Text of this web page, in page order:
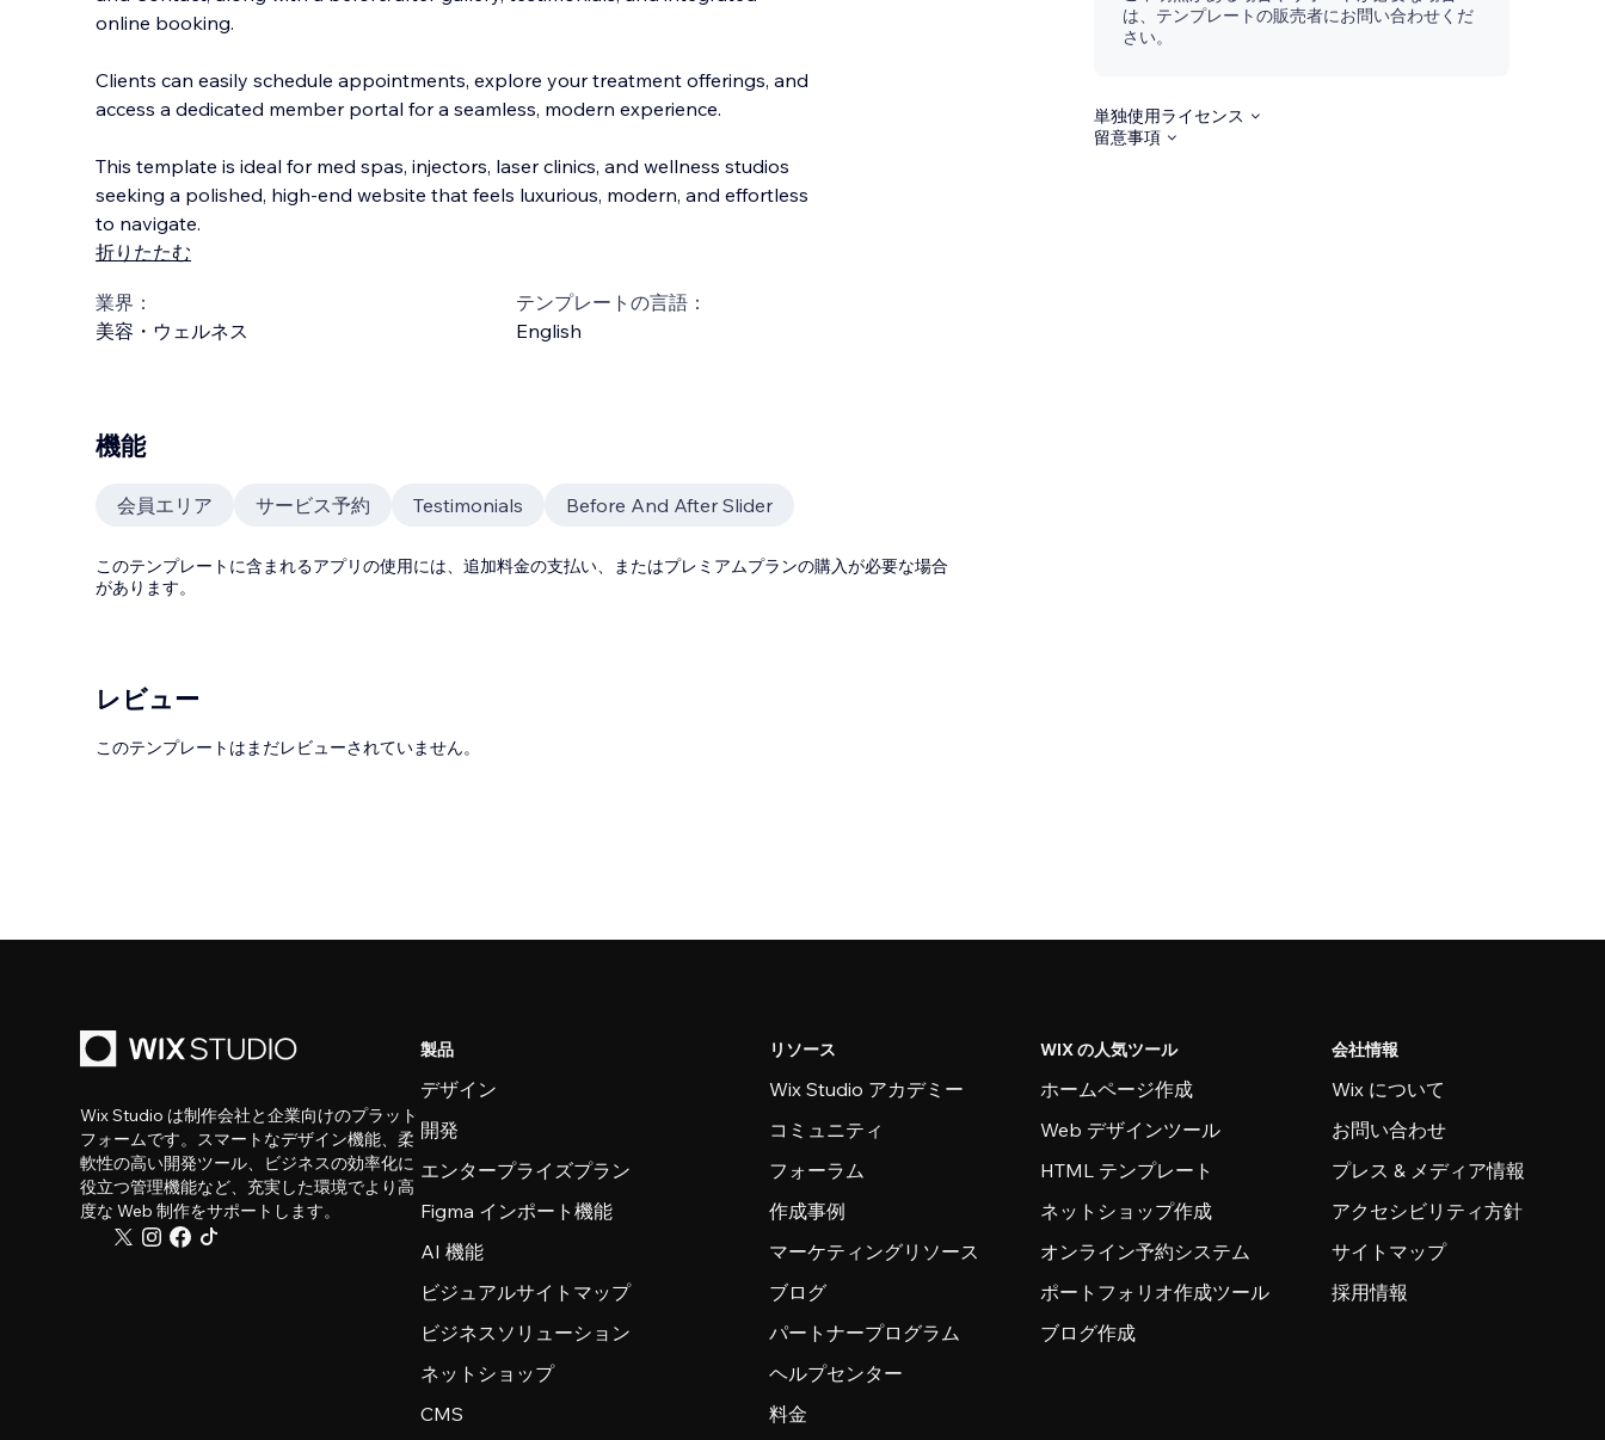
online booking.
Clients can easily schedule appointments, explore your treatment offerings, and
access a dedicated member portal for a seamless, modern experience.
This template is ideal for med spas, injectors, laser clinics, and wellness studios
seeking a polished, high‑end website that feels luxurious, modern, and effortless
to navigate.
折りたたむ
業界：
美容・ウェルネス
テンプレートの言語：
English
は、テンプレートの販売者にお問い合わせくだ
さい。
単独使用ライセンス
留意事項
機能
会員エリア サービス予約 Testimonials Before And After Slider
このテンプレートに含まれるアプリの使用には、追加料金の支払い、またはプレミアムプランの購入が必要な場合
があります。
レビュー
このテンプレートはまだレビューされていません。
Wix Studio は制作会社と企業向けのプラット
フォームです。スマートなデザイン機能、柔
軟性の高い開発ツール、ビジネスの効率化に
役立つ管理機能など、充実した環境でより高
度な Web 制作をサポートします。
製品
デザイン
開発
エンタープライズプラン
Figma インポート機能
AI 機能
ビジュアルサイトマップ
ビジネスソリューション
ネットショップ
CMS
リソース
Wix Studio アカデミー
コミュニティ
フォーラム
作成事例
マーケティングリソース
ブログ
パートナープログラム
ヘルプセンター
料金
WIX の人気ツール
ホームページ作成
Web デザインツール
HTML テンプレート
ネットショップ作成
オンライン予約システム
ポートフォリオ作成ツール
ブログ作成
会社情報
Wix について
お問い合わせ
プレス & メディア情報
アクセシビリティ方針
サイトマップ
採用情報